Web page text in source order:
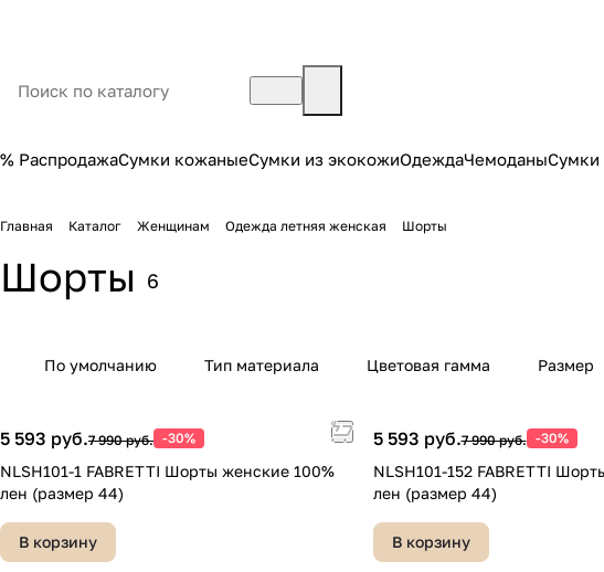
% РаспродажаСумки кожаныеСумки из экокожиОдеждаЧемоданыСумки
Главная Каталог Женщинам Одежда летняя женская Шорты
Шорты 6
По умолчанию Тип материала Цветовая гамма Размер
5 593 руб.7 990 руб. -30%
NLSH101-1 FABRETTI Шорты женские 100%
лен (размер 44)
В корзину
5 593 руб.7 990 руб. -30%
NLSH101-152 FABRETTI
лен (размер 44)
В корзину